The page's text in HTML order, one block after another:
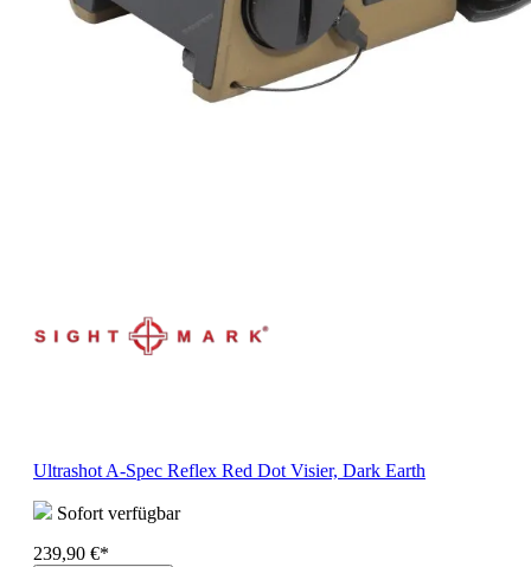
Ultrashot A-Spec Reflex Red Dot Visier, Dark Earth
Sofort verfügbar
239,90 €*